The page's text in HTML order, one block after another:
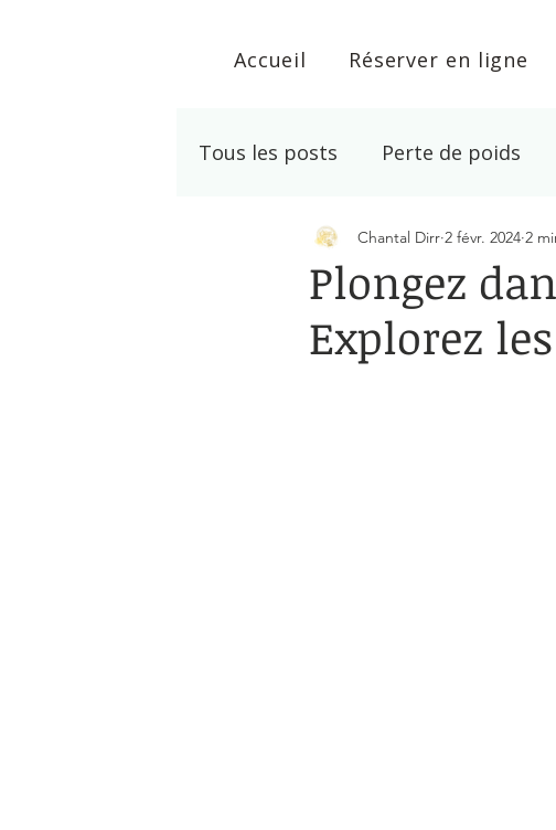
Accueil Réserver en ligne
Tous les posts Perte de poids
Développement personnel
Lithothérapie Arrêt Tabac
Plongez
Explorez
Chantal Dirr 2 févr. 2024 2